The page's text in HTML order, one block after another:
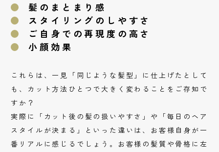
髪のまとまり感
スタイリングのしやすさ
ご自身での再現度の高さ
小顔効果
これらは、一見「同じような髪型」に仕上げたとして
も、カット方法ひとつで大きく変わることをご存知で
すか？
実際に「カット後の髪の扱いやすさ」や「毎日のヘア
スタイルが決まる」といった違いは、お客様自身が一
番リアルに感じるでしょう。お客様の髪質や骨格に左